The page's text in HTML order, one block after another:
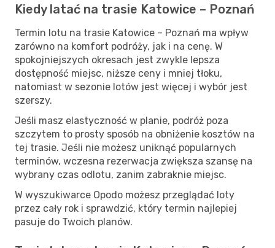
Kiedy latać na trasie Katowice – Poznań
Termin lotu na trasie Katowice – Poznań ma wpływ
zarówno na komfort podróży, jak i na cenę. W
spokojniejszych okresach jest zwykle lepsza
dostępność miejsc, niższe ceny i mniej tłoku,
natomiast w sezonie lotów jest więcej i wybór jest
szerszy.
Jeśli masz elastyczność w planie, podróż poza
szczytem to prosty sposób na obniżenie kosztów na
tej trasie. Jeśli nie możesz uniknąć popularnych
terminów, wczesna rezerwacja zwiększa szansę na
wybrany czas odlotu, zanim zabraknie miejsc.
W wyszukiwarce Opodo możesz przeglądać loty
przez cały rok i sprawdzić, który termin najlepiej
pasuje do Twoich planów.